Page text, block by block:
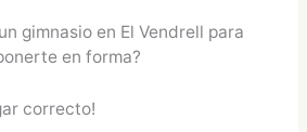
gimnasio en El Vendrell para
en forma?
correcto!